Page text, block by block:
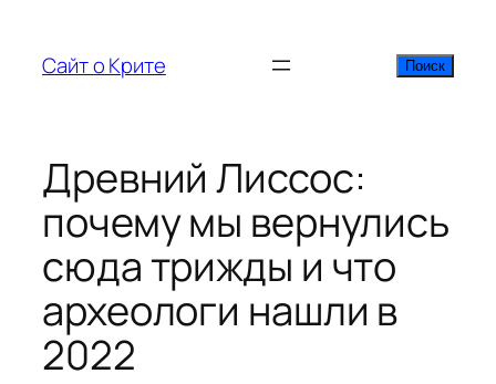
содержимому
Сайт о Крите Поиск
Поиск
Древний Лиссос:
почему мы вернулись
сюда трижды и что
археологи нашли в
2022